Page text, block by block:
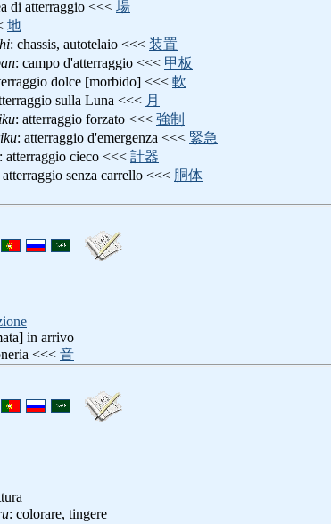
di atterraggio <<< 場
地
: chassis, autotelaio <<< 装置
: campo d'atterraggio <<< 甲板
dolce [morbido] <<< 軟
sulla Luna <<< 月
: atterraggio forzato <<< 強制
: atterraggio d'emergenza <<< 緊急
: atterraggio cieco <<< 計器
atterraggio senza carrello <<< 胴体
in arrivo
<<< 音
: colorare, tingere